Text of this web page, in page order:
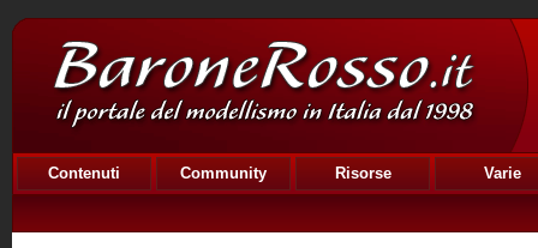
Contenuti Community Risorse Varie